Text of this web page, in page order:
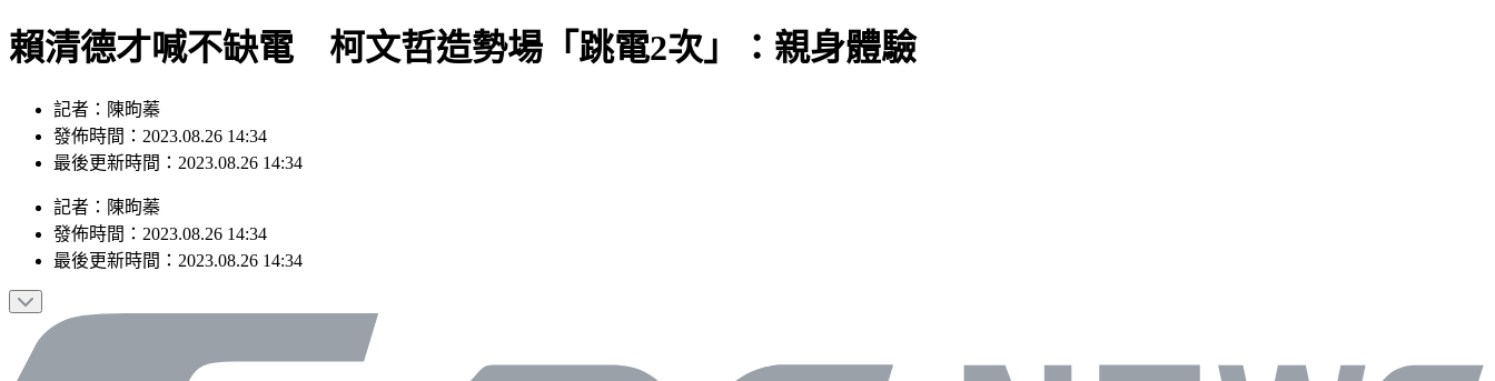
賴清德才喊不缺電 柯文哲造勢場「跳電2次」：親身體驗
記者：陳昫蓁
發佈時間：2023.08.26 14:34
最後更新時間：2023.08.26 14:34
記者 ： 陳昫蓁
發佈時間： 2023.08.26 14:34
最後更新時間： 2023.08.26 14:34